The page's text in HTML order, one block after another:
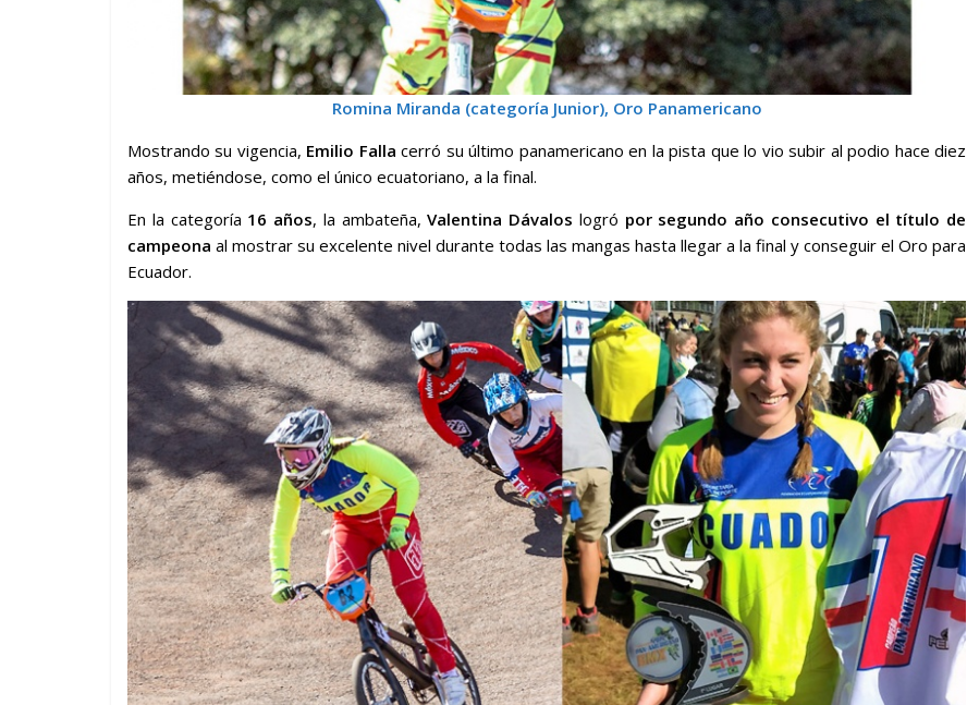
Romina Miranda (categoría Junior), Oro Panamericano
Mostrando su vigencia, Emilio Falla cerró su último panamericano en la pista que lo vio subir al podio hace diez
años, metiéndose, como el único ecuatoriano, a la final.
En la categoría 16 años, la ambateña,Valentina Dávalos logró por segundo año consecutivo el título de
campeona al mostrar su excelente nivel durante todas las mangas hasta llegar a la final y conseguir el Oro para
Ecuador.